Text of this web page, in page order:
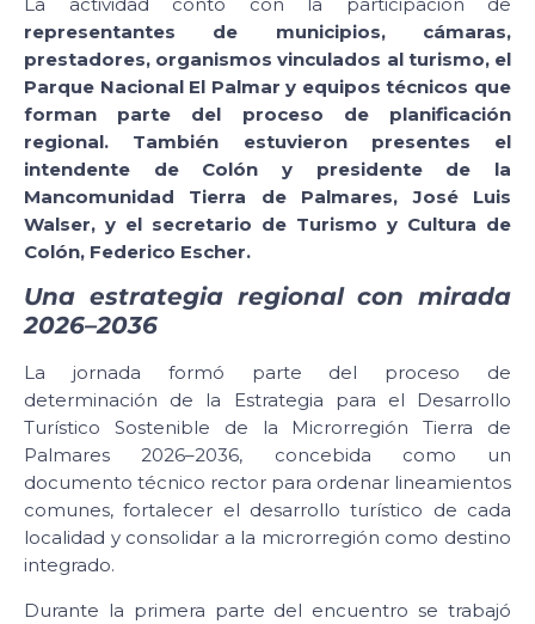
representantes de municipios, cámaras,
prestadores, organismos vinculados al turismo, el
Parque Nacional El Palmar y equipos técnicos que
forman parte del proceso de planificación
regional. También estuvieron presentes el
intendente de Colón y presidente de la
Mancomunidad Tierra de Palmares, José Luis
Walser, y el secretario de Turismo y Cultura de
Colón, Federico Escher.
Una estrategia regional con mirada
2026–2036
La jornada formó parte del proceso de
determinación de la Estrategia para el Desarrollo
Turístico Sostenible de la Microrregión Tierra de
Palmares 2026–2036, concebida como un
documento técnico rector para ordenar lineamientos
comunes, fortalecer el desarrollo turístico de cada
localidad y consolidar a la microrregión como destino
integrado.
Durante la primera parte del encuentro se trabajó